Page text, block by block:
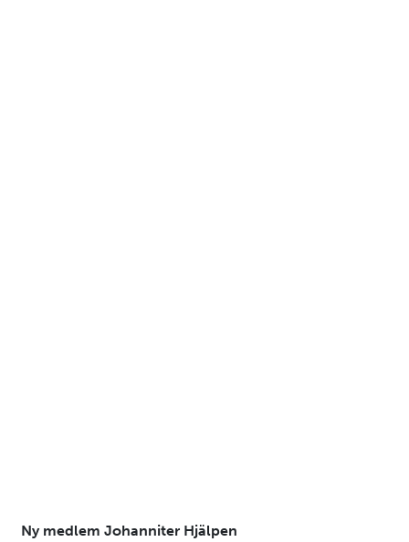
Ny medlem Johanniter Hjälpen